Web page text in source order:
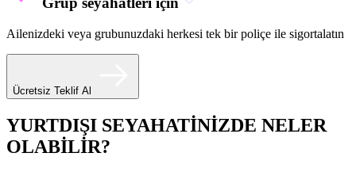
Ailenizdeki veya grubunuzdaki herkesi tek bir poliçe ile sigortalatın
Ücretsiz Teklif Al
YURTDIŞI SEYAHATİNİZDE NELER
OLABİLİR?